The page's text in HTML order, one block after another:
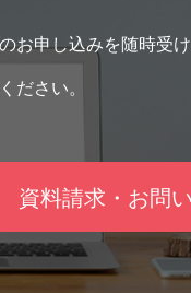
お申し込みを随時受
ださい。
資料請求・お問